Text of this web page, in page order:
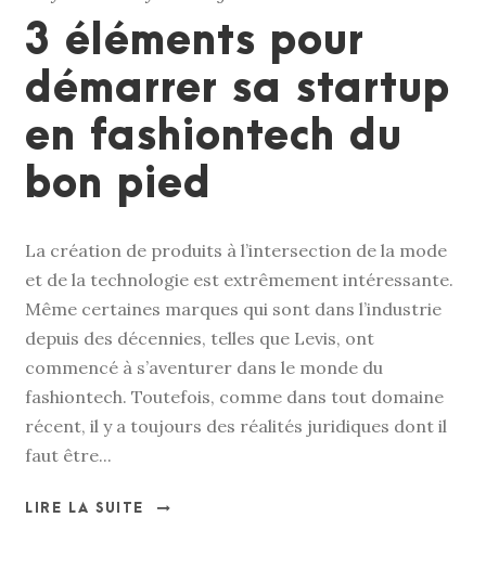
3 éléments pour
démarrer sa startup
en fashiontech du
bon pied
La création de produits à l’intersection de la mode
et de la technologie est extrêmement intéressante.
Même certaines marques qui sont dans l’industrie
depuis des décennies, telles que Levis, ont
commencé à s’aventurer dans le monde du
fashiontech. Toutefois, comme dans tout domaine
récent, il y a toujours des réalités juridiques dont il
faut être...
LIRE LA SUITE